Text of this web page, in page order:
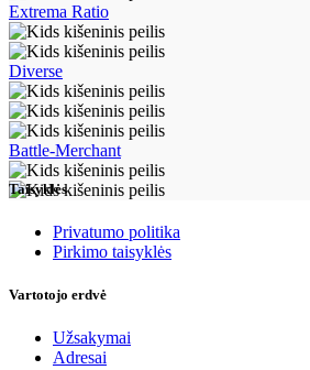
Extrema Ratio
Diverse
Battle-Merchant
Taisyklės
Privatumo politika
Pirkimo taisyklės
Vartotojo erdvė
Užsakymai
Adresai